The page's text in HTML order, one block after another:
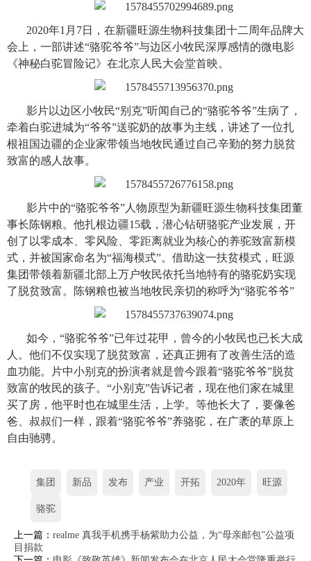
2020年1月7日，在新疆旺源生物科技集团十二周年品牌大
会上，一部讲述“骆驼爷爷”与边区小牧民深厚感情的微电影
《神秘白驼冒险记》在北京人民大会堂首映。
影片以边区小牧民“别克”听闻自己的“骆驼爷爷”生病了，
牵着白驼进城为“爷爷”送驼奶的故事为主线，讲述了一位扎
根祖国边疆的企业家带领当地牧民通过自己辛勤的努力脱贫
致富的感人故事。
影片中的“骆驼爷爷”人物原型为新疆旺源生物科技集团董
事长陈钢粮。他扎根边疆15载，潜心钻研骆驼产业发展，开
创了以零成本、零风险、零距离就业为核心的养驼致富新模
式，并被国家命名为“福海模式”。借助这一扶贫模式，旺源
集团带领着新疆北部上万户牧民依托当地特有的骆驼奶实现
了脱贫致富。陈钢粮也被当地牧民亲切的称呼为“骆驼爷爷”
如今，“骆驼爷爷”已年过花甲，曾今的小牧民也已长大成
人。他们不仅实现了脱贫致富，还真正拥有了改善生活的造
血功能。片中小别克的扮演者就是曾今跟着“骆驼爷爷”脱贫
致富的牧民的孩子。“小别克”告诉记者，现在他们家在城里
买了房，他平时也在城里生活，上学。等他长大了，要像爸
爸、叔叔们一样，跟着“骆驼爷爷”养骆驼，在广袤的草原上
自由驰骋。
集团 新品 发布 产业 开拓 2020年 旺源
骆驼
上一篇： realme 真我手机携手杨紫助力公益，为“母亲邮包”公益项
目捐款